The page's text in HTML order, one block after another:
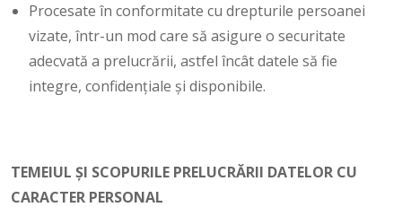
Procesate în conformitate cu drepturile persoanei
vizate, într-un mod care să asigure o securitate
adecvată a prelucrării, astfel încât datele să fie
integre, confidențiale și disponibile.
TEMEIUL ȘI SCOPURILE PRELUCRĂRII DATELOR CU
CARACTER PERSONAL